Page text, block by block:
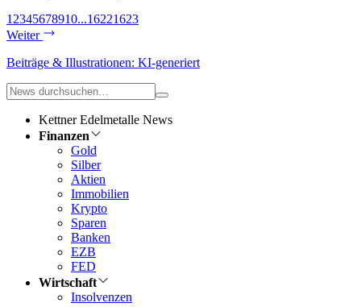
1 2345678910...16221623
Weiter
Beiträge & Illustrationen: KI-generiert
Kettner Edelmetalle News
Finanzen
Gold
Silber
Aktien
Immobilien
Krypto
Sparen
Banken
EZB
FED
Wirtschaft
Insolvenzen